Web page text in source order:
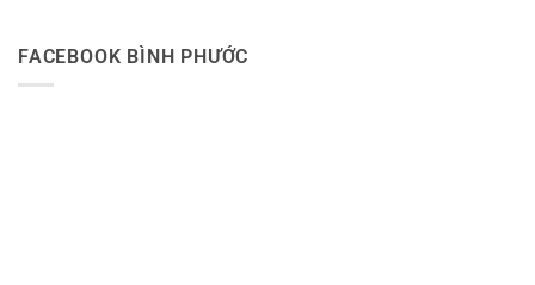
FACEBOOK BÌNH PHƯỚC